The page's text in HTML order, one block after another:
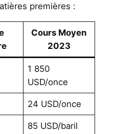
premières :
Cours Moyen
2023
1 850
USD/once
24 USD/once
85 USD/baril